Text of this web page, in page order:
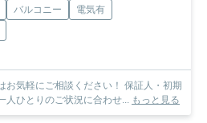
バルコニー
電気有
ご相談ください！ 保証人・初期
人ひとりのご状況に合わせ... もっと見る